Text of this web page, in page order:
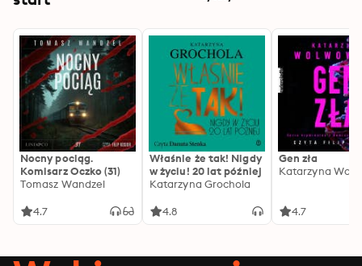
Nocny pociąg.
Komisarz Oczko (31)
Tomasz Wandzel
4.7
Właśnie że tak! Nigdy
w życiu! 20 lat później
Katarzyna Grochola
4.8
Gen zła
Katarzyna
4.7